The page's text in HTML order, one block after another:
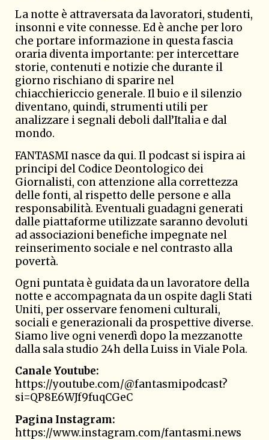
La notte è attraversata da lavoratori, studenti,
insonni e vite connesse. Ed è anche per loro
che portare informazione in questa fascia
oraria diventa importante: per intercettare
storie, contenuti e notizie che durante il
giorno rischiano di sparire nel
chiacchiericcio generale. Il buio e il silenzio
diventano, quindi, strumenti utili per
analizzare i segnali deboli dall’Italia e dal
mondo.
FANTASMI nasce da qui. Il podcast si ispira ai
principi del Codice Deontologico dei
Giornalisti, con attenzione alla correttezza
delle fonti, al rispetto delle persone e alla
responsabilità. Eventuali guadagni generati
dalle piattaforme utilizzate saranno devoluti
ad associazioni benefiche impegnate nel
reinserimento sociale e nel contrasto alla
povertà.
Ogni puntata è guidata da un lavoratore della
notte e accompagnata da un ospite dagli Stati
Uniti, per osservare fenomeni culturali,
sociali e generazionali da prospettive diverse.
Siamo live ogni venerdì dopo la mezzanotte
dalla sala studio 24h della Luiss in Viale Pola.
Canale Youtube:
https://youtube.com/@fantasmipodcast?
si=QP8E6WJf9fuqCGeC
Pagina Instagram:
https://www.instagram.com/fantasmi.news